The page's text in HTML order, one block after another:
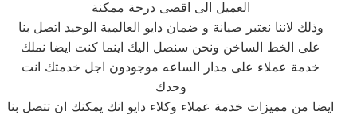
العميل الى اقصى درجة ممكنة
وذلك لاننا نعتبر صيانة و ضمان دايو العالمية الوحيد اتصل بنا
على الخط الساخن ونحن سنصل اليك اينما كنت ايضا نملك
خدمة عملاء على مدار الساعه موجودون اجل خدمتك انت
وحدك
ايضا من مميزات خدمة عملاء وكلاء دايو انك يمكنك ان تتصل بنا